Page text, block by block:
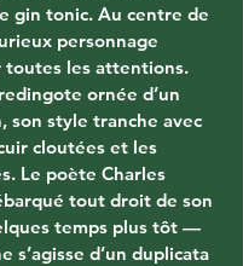
gin tonic. Au centre de
personnage
toutes les attentions.
ornée d’un
son style tranche avec
cloutées et les
Le poète Charles
tout droit de son
temps plus tôt —
s’agisse d’un duplicata